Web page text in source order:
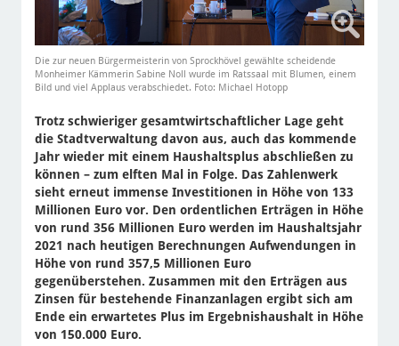
Die zur neuen Bürgermeisterin von Sprockhövel gewählte scheidende
Monheimer Kämmerin Sabine Noll wurde im Ratssaal mit Blumen, einem
Bild und viel Applaus verabschiedet. Foto: Michael Hotopp
Trotz schwieriger gesamtwirtschaftlicher Lage geht
die Stadtverwaltung davon aus, auch das kommende
Jahr wieder mit einem Haushaltsplus abschließen zu
können – zum elften Mal in Folge. Das Zahlenwerk
sieht erneut immense Investitionen in Höhe von 133
Millionen Euro vor. Den ordentlichen Erträgen in Höhe
von rund 356 Millionen Euro werden im Haushaltsjahr
2021 nach heutigen Berechnungen Aufwendungen in
Höhe von rund 357,5 Millionen Euro
gegenüberstehen. Zusammen mit den Erträgen aus
Zinsen für bestehende Finanzanlagen ergibt sich am
Ende ein erwartetes Plus im Ergebnishaushalt in Höhe
von 150.000 Euro.